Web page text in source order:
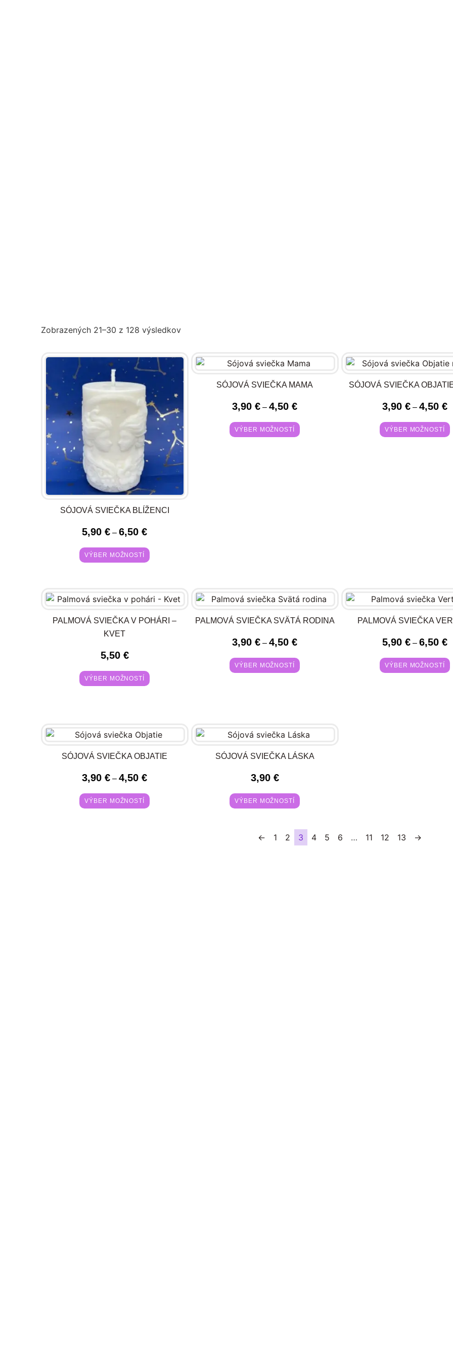
Zobrazených 21–30 z 128 výsledkov
SÓJOVÁ SVIEČKA BLÍŽENCI
5,90€ – 6,50€
VÝBER MOŽNOSTÍ
SÓJOVÁ SVIEČKA MAMA
3,90€ – 4,50€
VÝBER MOŽNOSTÍ
SÓJOVÁ SVIEČKA
3,90 € – 4,50 €
VÝBER MOŽNOSTÍ
PALMOVÁ SVIEČKA V POHÁRI –
KVET
5,50 €
VÝBER MOŽNOSTÍ
PALMOVÁ SVIEČKA SVÄTÁ RODINA
3,90€ – 4,50€
VÝBER MOŽNOSTÍ
PALMOVÁ SVIEČKA
5,90 € – 6,50 €
VÝBER MOŽNOSTÍ
SÓJOVÁ SVIEČKA OBJATIE
3,90€ – 4,50€
VÝBER MOŽNOSTÍ
SÓJOVÁ SVIEČKA LÁSKA
3,90 €
VÝBER MOŽNOSTÍ
← 1 2 3 4 5 6 … 11 12 13 →